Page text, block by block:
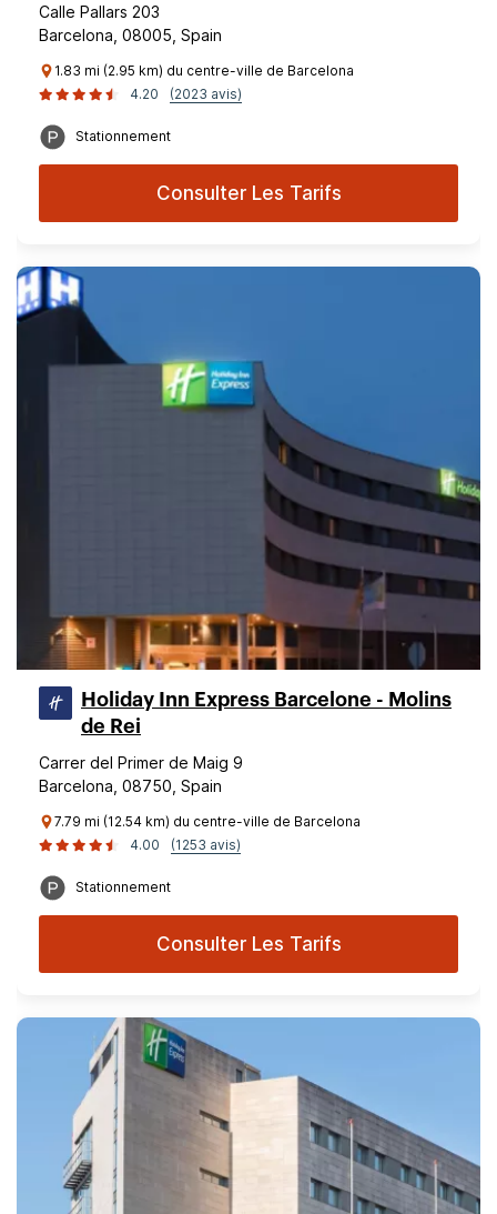
Calle Pallars 203
Barcelona, 08005, Spain
1.83 mi (2.95 km) du centre-ville de Barcelona
4.20
(2023 avis)
Stationnement
Consulter Les Tarifs
Holiday Inn Express Barcelone - Molins
de Rei
Carrer del Primer de Maig 9
Barcelona, 08750, Spain
7.79 mi (12.54 km) du centre-ville de Barcelona
4.00
(1253 avis)
Stationnement
Consulter Les Tarifs